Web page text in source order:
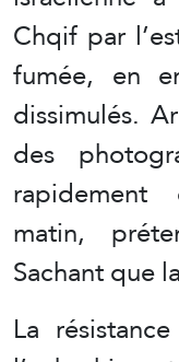
Chqif par
fumée, en
dissimulés.
des
matin,
Sachant que
La